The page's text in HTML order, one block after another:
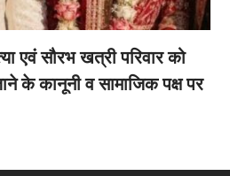
एवं सौरभ खत्री परिवार को
के कानूनी व सामाजिक पक्ष पर